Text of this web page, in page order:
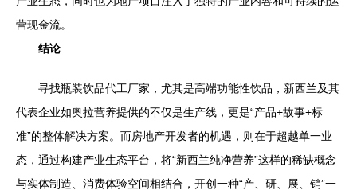
营现金流。
结论
寻找瓶装饮品代工厂家，尤其是高端功能性饮品，新西兰及其
代表企业如奥拉营养提供的不仅是生产线，更是“产品+故事+标
准”的整体解决方案。而房地产开发者的机遇，则在于超越单一业
态，通过构建产业生态平台，将“新西兰纯净营养”这样的稀缺概念
与实体制造、消费体验空间相结合，开创一种“产、研、展、销”一